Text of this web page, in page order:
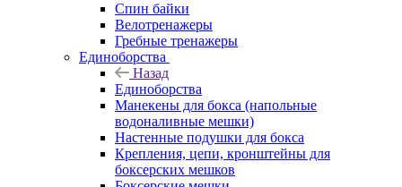
Спин байки
Велотренажеры
Гребные тренажеры
Единоборства
Назад
Единоборства
Манекены для бокса (напольные
водоналивные мешки)
Настенные подушки для бокса
Крепления, цепи, кронштейны для
боксерских мешков